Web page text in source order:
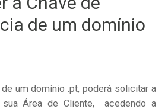
de um domínio
um domínio .pt, poderá solicitar a
Área de Cliente, acedendo a